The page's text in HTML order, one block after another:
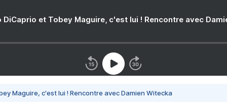
DiCaprio et Tobey Maguire, c'est lui ! Rencontre avec
Maguire, c'est lui ! Rencontre avec Damien Witecka